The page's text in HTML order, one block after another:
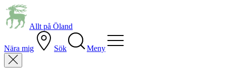
Allt på Öland
Nära mig Sök Meny